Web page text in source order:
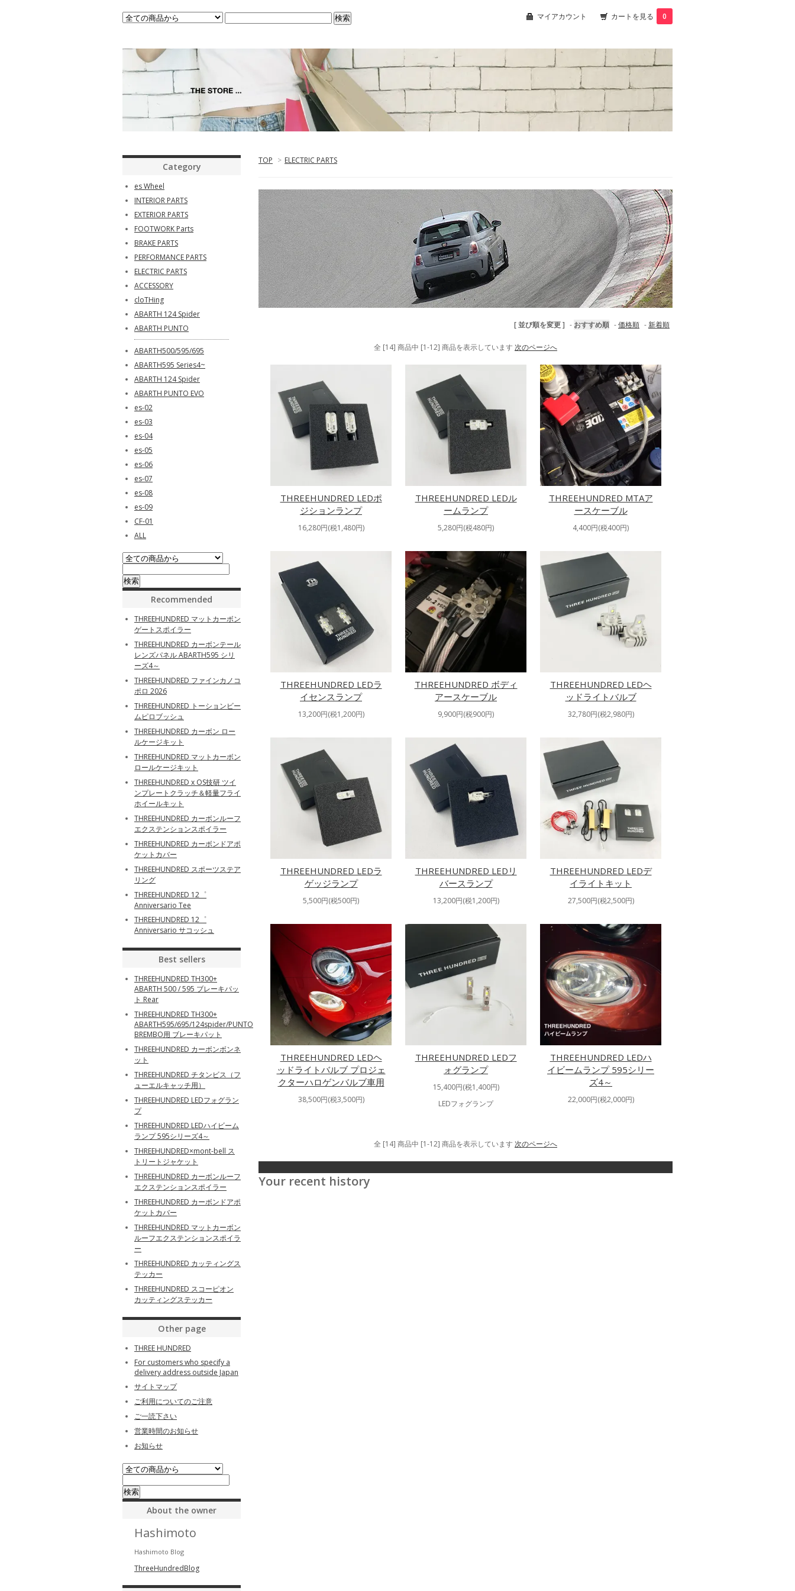
マイアカウント カートを見る 0
TOP > ELECTRIC PARTS
[ 並び順を変更 ] - おすすめ順 -価格順 -新着順
全 [14] 商品中 [1-12] 商品を表示しています 次のページへ
THREEHUNDRED LEDポ
ジションランプ
16,280円(税1,480円)
THREEHUNDRED LEDル
ームランプ
5,280円(税480円)
THREEHUNDRED MTAア
ースケーブル
4,400円(税400円)
THREEHUNDRED LEDラ
イセンスランプ
13,200円(税1,200円)
THREEHUNDRED ボディ
アースケーブル
9,900円(税900円)
THREEHUNDRED LEDヘ
ッドライトバルブ
32,780円(税2,980円)
THREEHUNDRED LEDラ
ゲッジランプ
5,500円(税500円)
THREEHUNDRED LEDリ
バースランプ
13,200円(税1,200円)
THREEHUNDRED LEDデ
イライトキット
27,500円(税2,500円)
THREEHUNDRED LEDヘ
ッドライトバルブ プロジェ
クターハロゲンバルブ車用
38,500円(税3,500円)
THREEHUNDRED LEDフ
ォグランプ
15,400円(税1,400円)
LEDフォグランプ
THREEHUNDRED LEDハ
イビームランプ 595シリー
ズ4～
22,000円(税2,000円)
全 [14] 商品中 [1-12] 商品を表示しています 次のページへ
Your recent history
Category
es Wheel
INTERIOR PARTS
EXTERIOR PARTS
FOOTWORK Parts
BRAKE PARTS
PERFORMANCE PARTS
ELECTRIC PARTS
ACCESSORY
cloTHing
ABARTH 124 Spider
ABARTH PUNTO
ABARTH500/595/695
ABARTH595 Series4~
ABARTH 124 Spider
ABARTH PUNTO EVO
es-02
es-03
es-04
es-05
es-06
es-07
es-08
es-09
CF-01
ALL
Recommended
THREEHUNDRED マットカーボン
ゲートスポイラー
THREEHUNDRED カーボンテール
レンズパネル ABARTH595 シリ
ーズ4～
THREEHUNDRED ファインカノコ
ポロ 2026
THREEHUNDRED トーションビー
ムピロブッシュ
THREEHUNDRED カーボン ロー
ルケージキット
THREEHUNDRED マットカーボン
ロールケージキット
THREEHUNDRED x OS技研 ツイ
ンプレートクラッチ＆軽量フライ
ホイールキット
THREEHUNDRED カーボンルーフ
エクステンションスポイラー
THREEHUNDRED カーボンドアポ
ケットカバー
THREEHUNDRED スポーツステア
リング
THREEHUNDRED 12゜
Anniversario Tee
THREEHUNDRED 12゜
Anniversario サコッシュ
Best sellers
THREEHUNDRED TH300+
ABARTH 500 / 595 ブレーキパッ
ト Rear
THREEHUNDRED TH300+
ABARTH595/695/124spider/PUNTO
BREMBO用 ブレーキパット
THREEHUNDRED カーボンボンネ
ット
THREEHUNDRED チタンビス（フ
ューエルキャッチ用）
THREEHUNDRED LEDフォグラン
プ
THREEHUNDRED LEDハイビーム
ランプ 595シリーズ4～
THREEHUNDRED×mont-bell ス
トリートジャケット
THREEHUNDRED カーボンルーフ
エクステンションスポイラー
THREEHUNDRED カーボンドアポ
ケットカバー
THREEHUNDRED マットカーボン
ルーフエクステンションスポイラ
ー
THREEHUNDRED カッティングス
テッカー
THREEHUNDRED スコーピオン
カッティングステッカー
Other page
THREE HUNDRED
For customers who specify a
delivery address outside Japan
サイトマップ
ご利用についてのご注意
ご一読下さい
営業時間のお知らせ
お知らせ
About the owner
Hashimoto
Hashimoto Blog
ThreeHundredBlog